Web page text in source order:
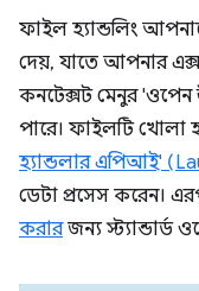
ফাইল হ্যান্ডলিং
দেয়, যাতে আপনার
কনটেক্সট মেনুর
পারে। ফাইলটি খোলা
হ্যান্ডলার এপিআই'
ডেটা প্রসেস করেন।
করারজন্য স্ট্যান্ডার্ড